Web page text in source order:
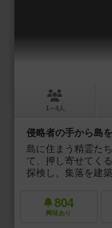
1～4人
侵略者の手から島
島に住まう精霊た
て、押し寄せてく
探検し、集落を建
804
興味あり